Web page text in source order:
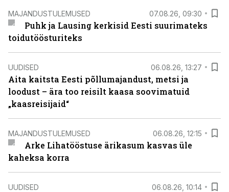
MAJANDUSTULEMUSED 07.08.26, 09:30
Puhk ja Lausing kerkisid Eesti suurimateks
toidutöösturiteks
UUDISED 06.08.26, 13:27
Aita kaitsta Eesti põllumajandust, metsi ja
loodust – ära too reisilt kaasa soovimatuid
„kaasreisijaid“
MAJANDUSTULEMUSED 06.08.26, 12:15
Arke Lihatööstuse ärikasum kasvas üle
kaheksa korra
UUDISED 06.08.26, 10:14